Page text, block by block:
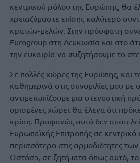
κεντρικού ρόλου της Ευρώπης, θα
χρειαζόμαστε επίσης καλύτερο
κρατών-μελών. Στην πρόσφατη
Eurogroup στη Λευκωσία και στο
την ευκαιρία να συζητήσουμε το
Σε πολλές χώρες της Ευρώπης, και
καθημερινά στις συνομιλίες μου
αντιμετωπίζουμε μια στεγαστική
ορισμένες χώρες θα έλεγα ότι
κρίση. Προφανώς αυτό δεν
Ευρωπαϊκής Επιτροπής σε
περισσότερο στις αρμοδιότητες
Ωστόσο, σε ζητήματα όπως αυτό, το